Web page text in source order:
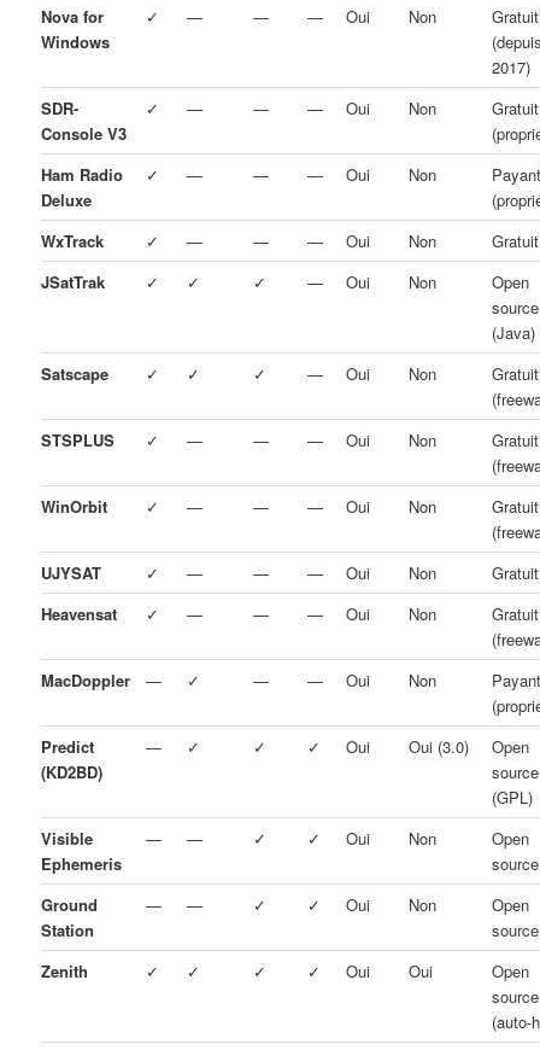
Nova for
Windows
✓ — — — Oui Non
Gratuit
2017)
SDR-
Console V3
✓ — — — Oui Non
Gratuit
Ham Radio
Deluxe
✓ — — — Oui Non
WxTrack
✓ — — — Oui Non
Gratuit
JSatTrak
✓ ✓ ✓ — Oui Non
Open
source
(Java)
Satscape
✓ ✓ ✓ — Oui Non
Gratuit
STSPLUS
✓ — — — Oui Non
Gratuit
WinOrbit
✓ — — — Oui Non
Gratuit
UJYSAT
✓ — — — Oui Non
Gratuit
Heavensat
✓ — — — Oui Non
Gratuit
MacDoppler
— ✓ — — Oui Non
Predict
(KD2BD)
— ✓ ✓ ✓ Oui Oui (3.0)
Open
source
(GPL)
Visible
Ephemeris
— — ✓ ✓ Oui Non
Open
source
Ground
Station
— — ✓ ✓ Oui Non
Open
source
Zenith
✓ ✓ ✓ ✓ Oui Oui
Open
source
(auto-